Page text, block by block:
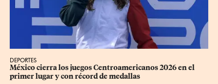
DEPORTES
México cierra los juegos Centroamericanos 2026 en el
primer lugar y con récord de medallas